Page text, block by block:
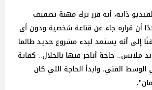
ذاته، أنه قرر ترك مهنة تصفيف
أن قراره جاء عن قناعة شخصية ودون أي
إلى أنه يستعد لبدء مشروع جديد طالما
ملابس.. حاجة أتاجر فيها بالحلال.. كفاية
الفني، وابدأ الحاجة اللي كان